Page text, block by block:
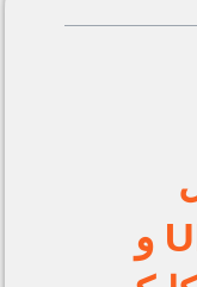
محاسبه توان UPS و